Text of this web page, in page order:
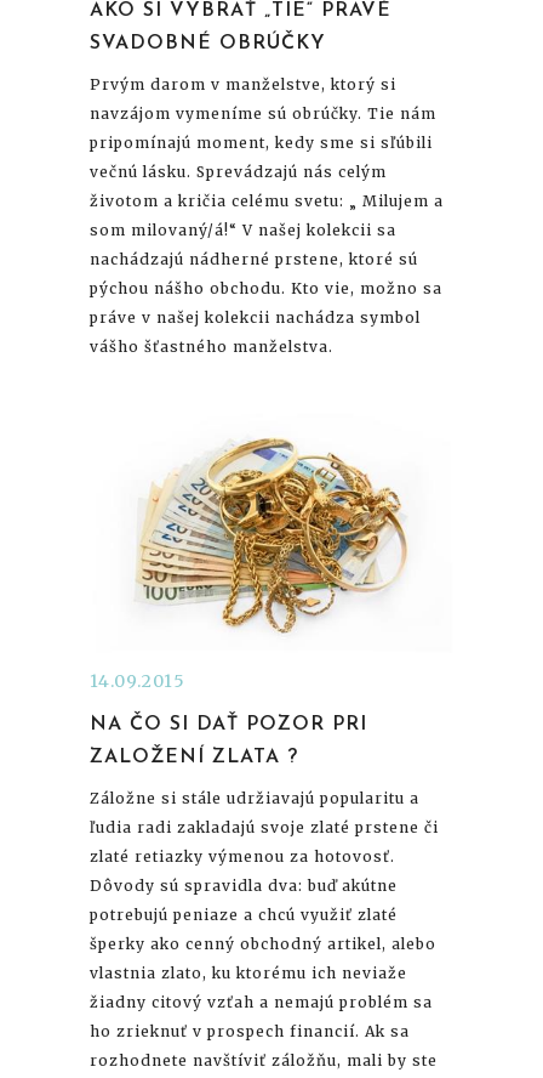
AKO SI VYBRAŤ „TIE“ PRAVÉ
SVADOBNÉ OBRÚČKY
Prvým darom v manželstve, ktorý si
navzájom vymeníme sú obrúčky. Tie nám
pripomínajú moment, kedy sme si sľúbili
večnú lásku. Sprevádzajú nás celým
životom a kričia celému svetu: „ Milujem a
som milovaný/á!“ V našej kolekcii sa
nachádzajú nádherné prstene, ktoré sú
pýchou nášho obchodu. Kto vie, možno sa
práve v našej kolekcii nachádza symbol
vášho šťastného manželstva.
14.09.2015
NA ČO SI DAŤ POZOR PRI
ZALOŽENÍ ZLATA ?
Záložne si stále udržiavajú popularitu a
ľudia radi zakladajú svoje zlaté prstene či
zlaté retiazky výmenou za hotovosť.
Dôvody sú spravidla dva: buď akútne
potrebujú peniaze a chcú využiť zlaté
šperky ako cenný obchodný artikel, alebo
vlastnia zlato, ku ktorému ich neviaže
žiadny citový vzťah a nemajú problém sa
ho zrieknuť v prospech financií. Ak sa
rozhodnete navštíviť záložňu, mali by ste